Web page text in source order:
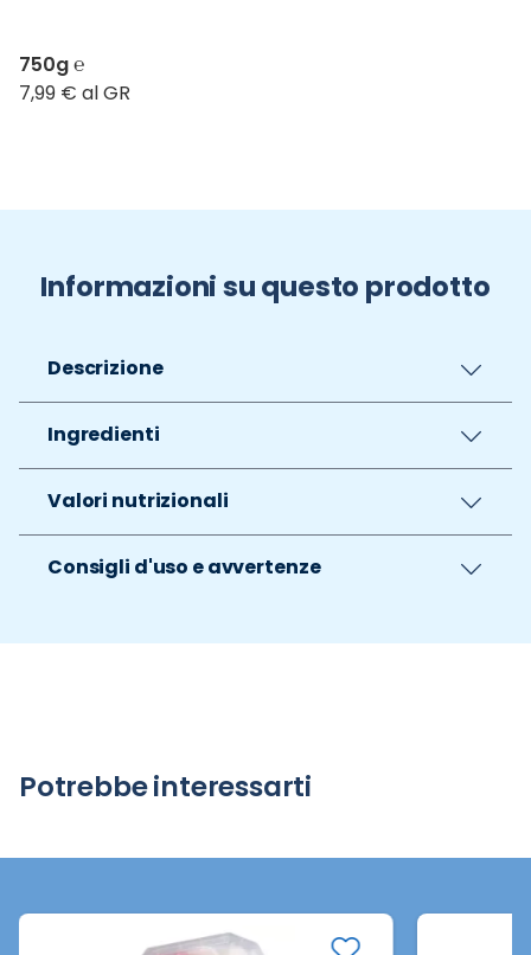
750g ℮
7,99 € al GR
Informazioni su questo prodotto
Descrizione
Ingredienti
Valori nutrizionali
Consigli d'uso e avvertenze
Potrebbe interessarti